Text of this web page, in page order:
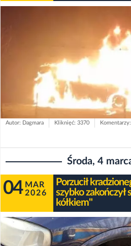
Autor: Dagmara Kliknięć: 3370
Środa, 4
04 MAR
2026
Porzucił
szybko zakończył
kółkiem"